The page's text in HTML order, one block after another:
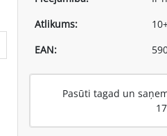
Atlikums:
EAN:
Pasūti tagad un